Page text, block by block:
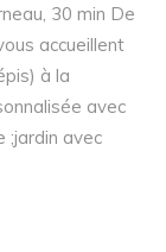
30 min De
accueillent
à la
avec
;jardin avec